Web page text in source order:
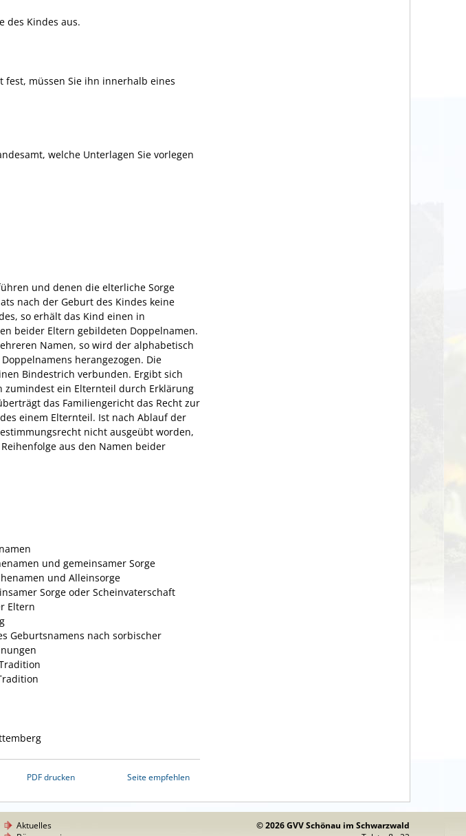
des Kindes aus.
müssen Sie ihn innerhalb eines
welche Unterlagen Sie vorlegen
und denen die elterliche Sorge
nach der Geburt des Kindes keine
so erhält das Kind einen in
beider Eltern gebildeten Doppelnamen.
Namen, so wird der alphabetisch
herangezogen. Die
Bindestrich verbunden. Ergibt sich
zumindest ein Elternteil durch Erklärung
das Familiengericht das Recht zur
einem Elternteil. Ist nach Ablauf der
nicht ausgeübt worden,
aus den Namen beider
und gemeinsamer Sorge
und Alleinsorge
Sorge oder Scheinvaterschaft
Eltern
Geburtsnamens nach sorbischer
PDF drucken Seite empfehlen
Aktuelles
© 2026 GVV Schönau im Schwarzwald